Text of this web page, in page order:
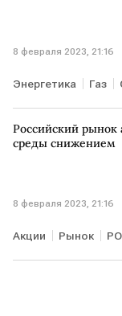
8 февраля 2023, 21:16
Энергетика Газ
ЧП на Северных
Российский рынок
среды снижением
8 февраля 2023, 21:16
Акции Рынок